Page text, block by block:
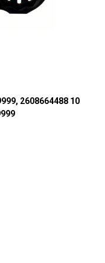
2608664488 10